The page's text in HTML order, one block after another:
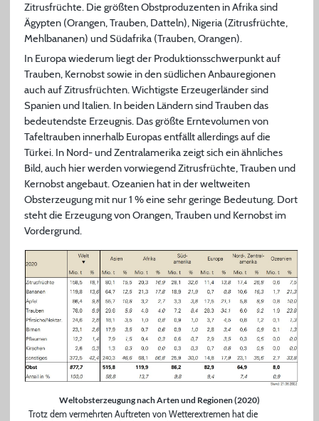
Zitrusfrüchte. Die größten Obstproduzenten in Afrika sind
Ägypten (Orangen, Trauben, Datteln), Nigeria (Zitrusfrüchte,
Mehlbananen) und Südafrika (Trauben, Orangen).
In Europa wiederum liegt der Produktionsschwerpunkt auf
Trauben, Kernobst sowie in den südlichen Anbauregionen
auch auf Zitrusfrüchten. Wichtigste Erzeugerländer sind
Spanien und Italien. In beiden Ländern sind Trauben das
bedeutendste Erzeugnis. Das größte Erntevolumen von
Tafeltrauben innerhalb Europas entfällt allerdings auf die
Türkei. In Nord- und Zentralamerika zeigt sich ein ähnliches
Bild, auch hier werden vorwiegend Zitrusfrüchte, Trauben und
Kernobst angebaut. Ozeanien hat in der weltweiten
Obsterzeugung mit nur 1 % eine sehr geringe Bedeutung. Dort
steht die Erzeugung von Orangen, Trauben und Kernobst im
Vordergrund.
Weltobsterzeugung nach Arten und Regionen (2020)
Trotz dem vermehrten Auftreten von Wetterextremen hat die